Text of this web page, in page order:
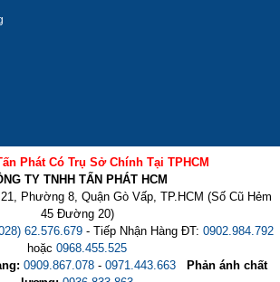
Phát Có Trụ Sở Chính Tại TPHCM
TY TNHH TẤN PHÁT HCM
Phường 8, Quận Gò Vấp, TP.HCM (Số Cũ Hẻm
45 Đường 20)
62.576.679 - Tiếp Nhận Hàng ĐT: 0902.984.792
hoặc 0968.455.525
0909.867.078 - 0971.443.663
Phản ánh chất